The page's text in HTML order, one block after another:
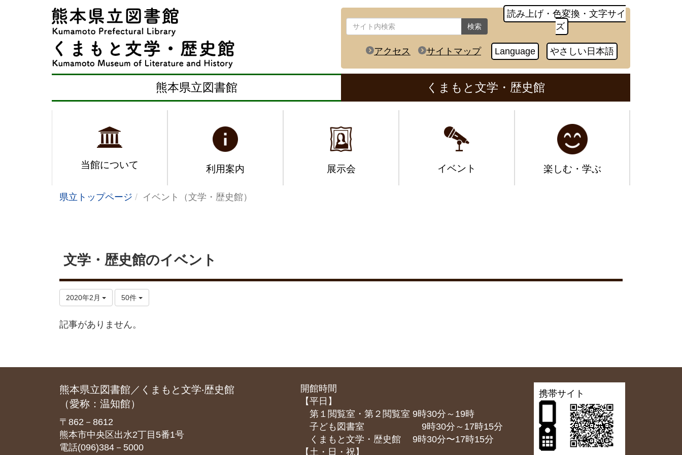
検索
読み上げ・色変換・文字サイ
ズ
アクセス サイトマップ Language やさしい日本語
熊本県立図書館 くまもと文学・歴史館
当館について 利用案内 展示会 イベント 楽しむ・学ぶ
県立トップページ イベント（文学・歴史館）
文学・歴史館のイベント
2020年2月 50件
記事がありません。
熊本県立図書館／くまもと文学‧歴史館
（愛称：温知館）
〒862－8612
熊本市中央区出水2丁目5番1号
電話(096)384－5000
開館時間
【平日】
第１閲覧室・第２閲覧室 9時30分～19時
子ども図書室 9時30分～17時15分
くまもと⽂学・歴史館 9時30分〜17時15分
【土・日・祝】
携帯サイト